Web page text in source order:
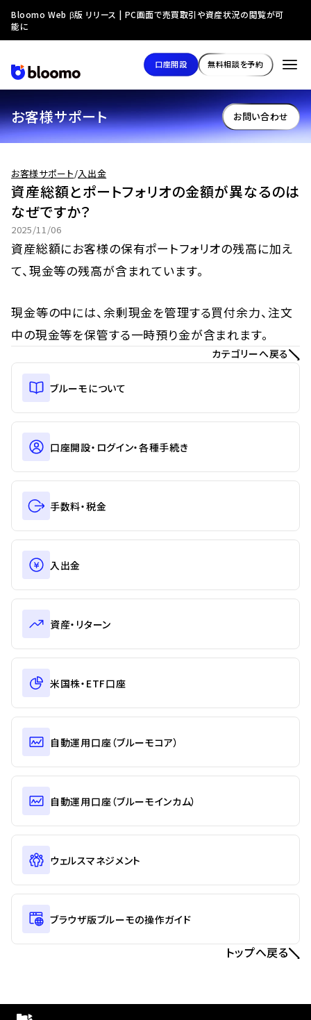
お客様サポート お問い合わせ
お客様サポート/入出金
資産総額とポートフォリオの金額が異なるのは
なぜですか？
2025/11/06
資産総額にお客様の保有ポートフォリオの残高に加え
て、現金等の残高が含まれています。
現金等の中には、余剰現金を管理する買付余力、注文
中の現金等を保管する一時預り金が含まれます。
カテゴリーへ戻る
ブルーモについて
口座開設・ログイン・各種手続き
手数料・税金
入出金
資産・リターン
米国株・ETF口座
自動運用口座（ブルーモコア）
自動運用口座（ブルーモインカム）
ウェルスマネジメント
ブラウザ版ブルーモの操作ガイド
トップへ戻る
Bloomo Web β版 リリース | PC画面で売買取引や資産状況の閲覧が可
能に
口座開設 無料相談を予約